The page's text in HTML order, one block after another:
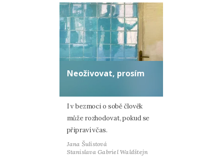
Neoživovat, prosím
I v bezmoci o sobě člověk
může rozhodovat, pokud se
připraví včas.
Jana Šulistová
Stanislava Gabriel Waldštejn